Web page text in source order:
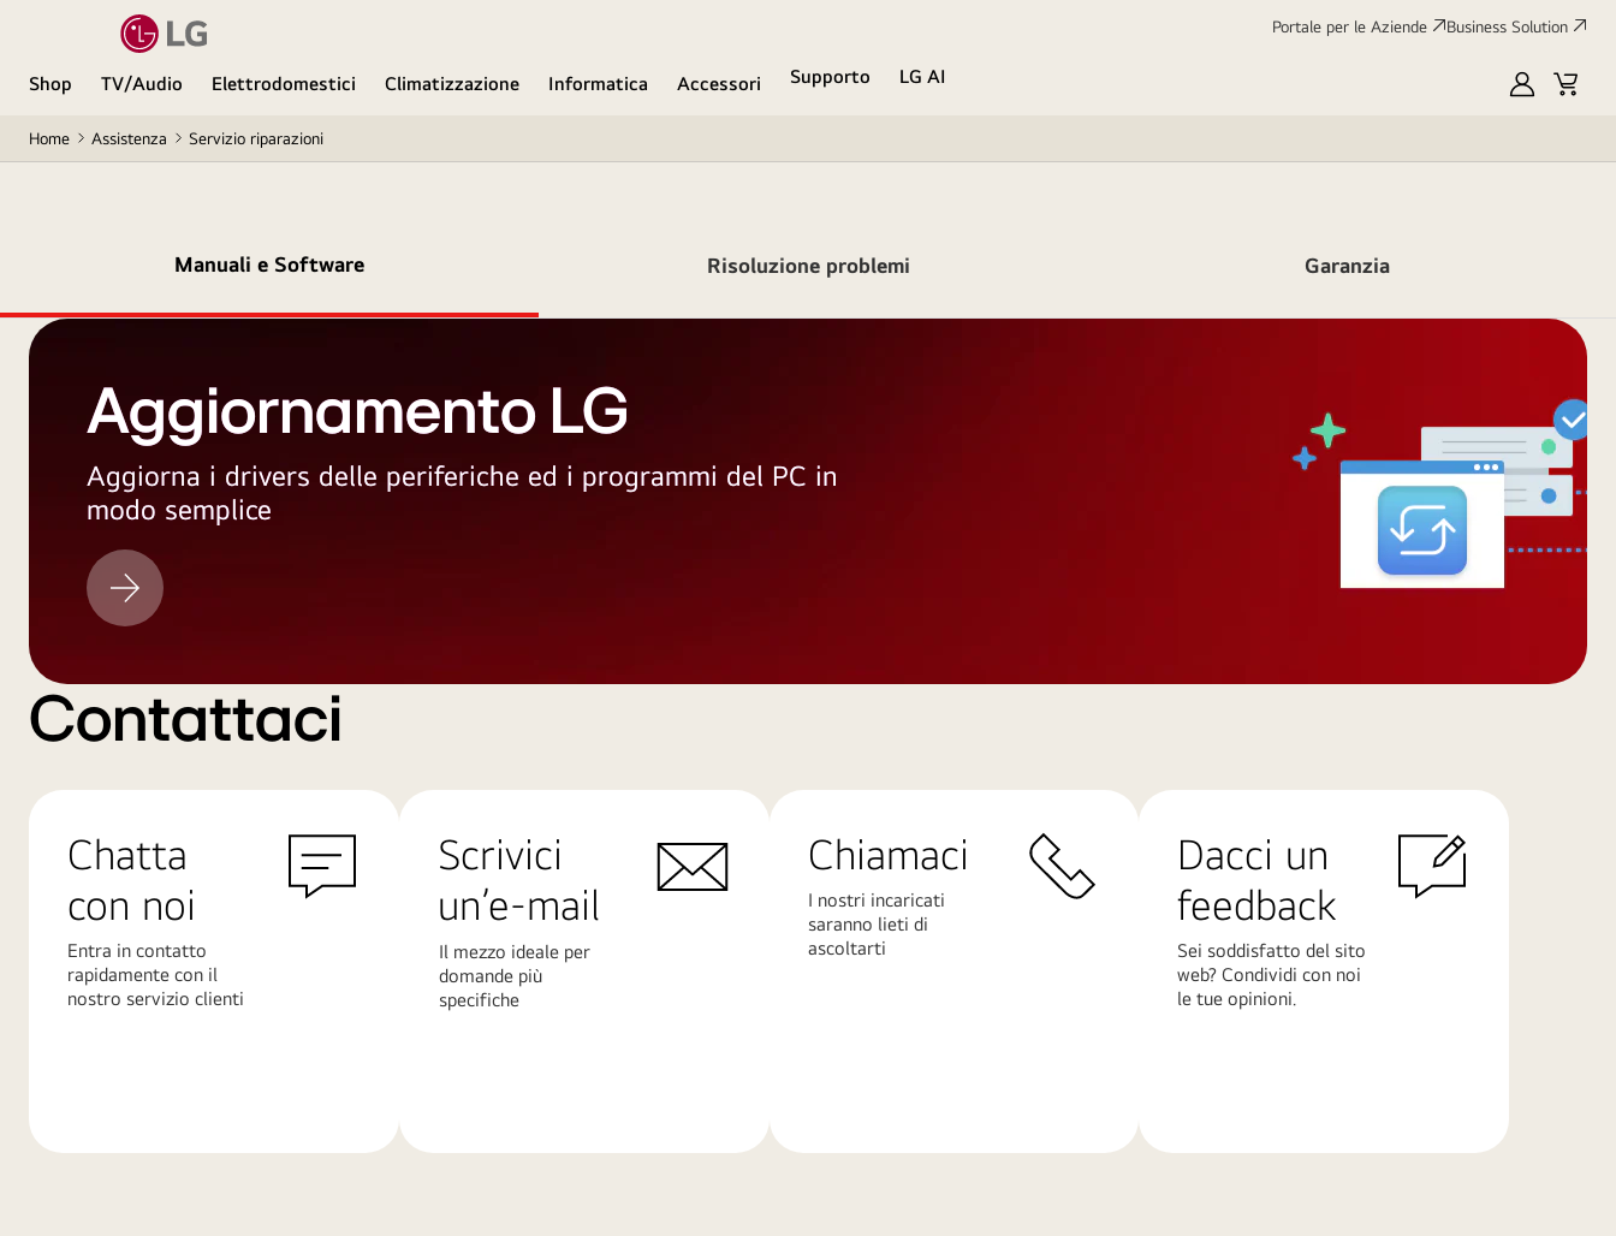
Portale per le Aziende Business Solution
Shop TV/Audio Elettrodomestici Climatizzazione Informatica Accessori Supporto
LG AI
My
Cart
Home Assistenza Servizio riparazioni
Manuali e Software Risoluzione problemi Garanzia
Aggiornamento LG
Aggiorna i drivers delle periferiche ed i programmi del PC in
modo semplice
Aggiornamento
LG
Contattaci
Chatta
con noi
Entra in contatto
rapidamente con il
nostro servizio clienti
Scrivici
un’e-mail
Il mezzo ideale per
domande più
specifiche
Chiamaci
I nostri incaricati
saranno lieti di
ascoltarti
Dacci un
feedback
Sei soddisfatto del sito
web? Condividi con noi
le tue opinioni.